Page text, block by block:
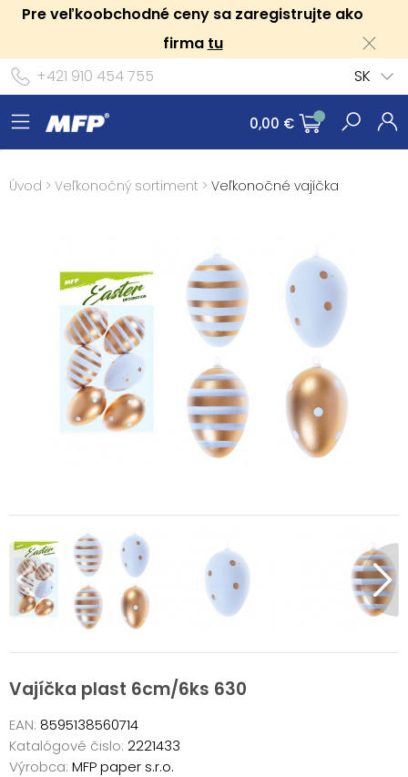
Pre veľkoobchodné ceny sa zaregistrujte ako
firma tu
+421 910 454 755
SK
0,00 €
Úvod > Veľkonočný sortiment > Veľkonočné vajíčka
Vajíčka plast 6cm/6ks 630
EAN: 8595138560714
Katalógové čislo: 2221433
Výrobca: MFP paper s.r.o.